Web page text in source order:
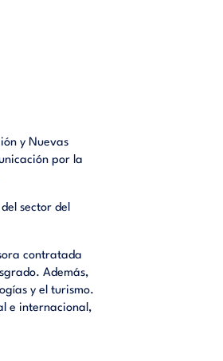
y Nuevas
por la
sector del
contratada
Además,
y el turismo.
e internacional,